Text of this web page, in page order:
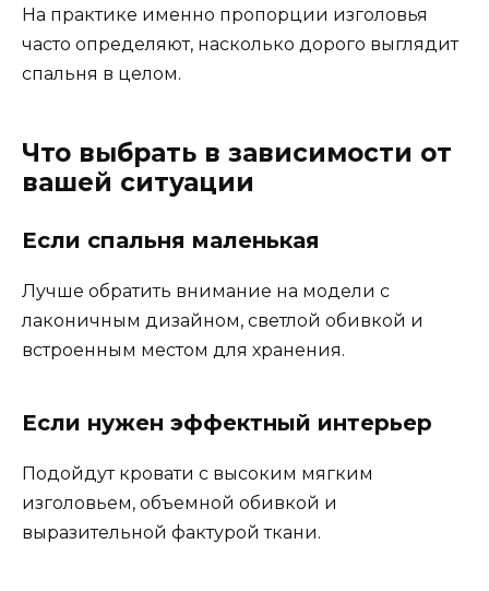
На практике именно пропорции изголовья
часто определяют, насколько дорого выглядит
спальня в целом.
Что выбрать в зависимости от
вашей ситуации
Если спальня маленькая
Лучше обратить внимание на модели с
лаконичным дизайном, светлой обивкой и
встроенным местом для хранения.
Если нужен эффектный интерьер
Подойдут кровати с высоким мягким
изголовьем, объемной обивкой и
выразительной фактурой ткани.